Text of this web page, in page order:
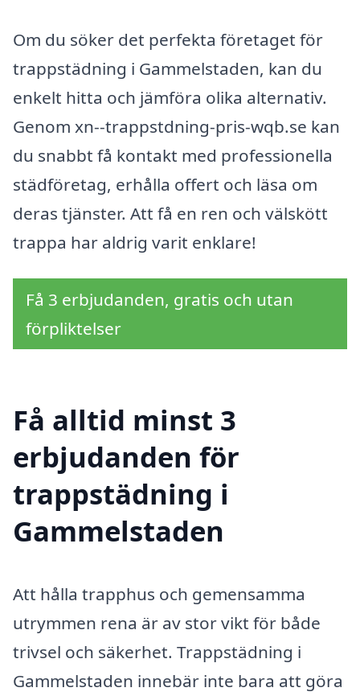
Om du söker det perfekta företaget för
trappstädning i Gammelstaden, kan du
enkelt hitta och jämföra olika alternativ.
Genom xn--trappstdning-pris-wqb.se kan
du snabbt få kontakt med professionella
städföretag, erhålla offert och läsa om
deras tjänster. Att få en ren och välskött
trappa har aldrig varit enklare!
Få 3 erbjudanden, gratis och utan
förpliktelser
Få alltid minst 3
erbjudanden för
trappstädning i
Gammelstaden
Att hålla trapphus och gemensamma
utrymmen rena är av stor vikt för både
trivsel och säkerhet. Trappstädning i
Gammelstaden innebär inte bara att göra